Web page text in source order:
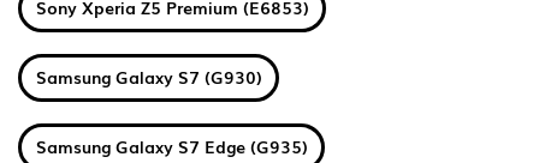
Sony Xperia Z5 Premium (E6853)
Samsung Galaxy S7 (G930)
Samsung Galaxy S7 Edge (G935)